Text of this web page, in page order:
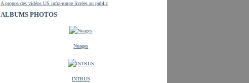
A propos des vidéos US infra-rouge livrées au public
ALBUMS PHOTOS
Nuages
INTRUS